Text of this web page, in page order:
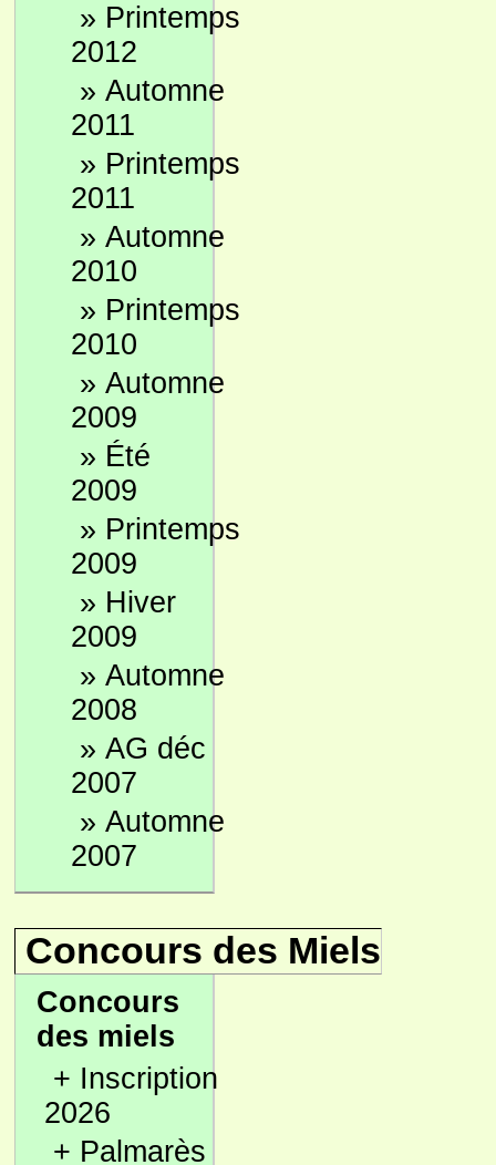
» Printemps
2012
» Automne
2011
» Printemps
2011
» Automne
2010
» Printemps
2010
» Automne
2009
» Été
2009
» Printemps
2009
» Hiver
2009
» Automne
2008
» AG déc
2007
» Automne
2007
Concours des Miels
Concours
des miels
+ Inscription
2026
+ Palmarès